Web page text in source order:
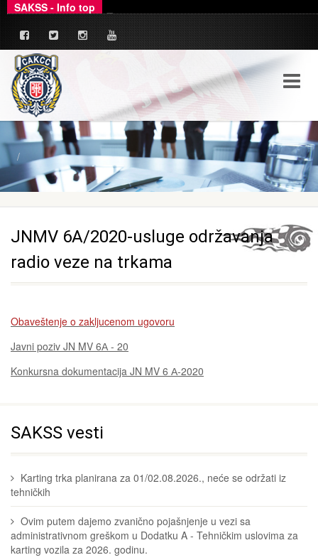
SAKSS - Info top
JNMV 6A/2020-usluge održavanja
radio veze na trkama
Obaveštenje o zakljucenom ugovoru
Javni poziv JN MV 6А - 20
Konkursna dokumentacija JN MV 6 А-2020
SAKSS vesti
Karting trka planirana za 01/02.08.2026., neće se održati iz
tehničkih
Ovim putem dajemo zvanično pojašnjenje u vezi sa
administrativnom greškom u Dodatku A - Tehničkim uslovima za
karting vozila za 2026. godinu.